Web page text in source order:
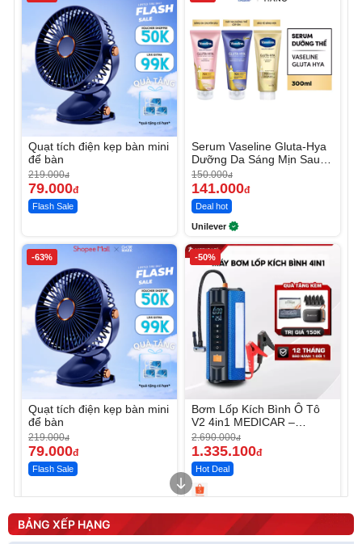
Quạt tích điện kẹp bàn mini
để bàn
219.000đ
79.000đ
Flash Sale
Serum Vaseline Gluta-Hya
Dưỡng Da Sáng Mịn Sau 7
Ngày
150.000đ
141.000đ
Deal hot
Unilever
-63%
Quạt tích điện kẹp bàn mini
để bàn
219.000đ
79.000đ
Flash Sale
-50%
Bơm Lốp Kích Bình Ô Tô
V2 4in1 MEDICAR –
12.000mAh
2.690.000đ
1.335.100đ
Hot Deal
Máy ép chậm trái cây
Elmich JEE 1855OL
Máy rửa xe cầm tay xịt rửa
cao áp có tạo bọt tuyết
BẢNG XẾP HẠNG